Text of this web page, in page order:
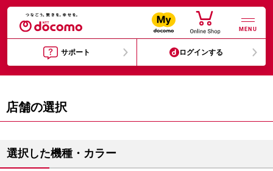
MENU
サポート ログインする
店舗の選択
選択した機種・カラー